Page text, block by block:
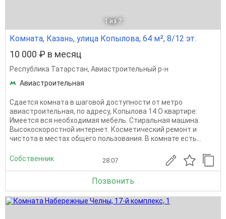
1 из 7
Комната, Казань, улица Копылова, 64 м², 8/12 эт.
10 000 ₽ в месяц
Республика Татарстан, Авиастроительный р-н
Авиастроительная
Сдается комната в шаговой доступности от метро
авиастроительная, по адресу, Копылова 14 О квартире:
Имеется вся необходимая мебель. Стиральная машина.
Высокоскоростной интернет. Косметический ремонт и
чистота в местах общего пользования. В комнате есть...
Собственник 28.07
Позвонить